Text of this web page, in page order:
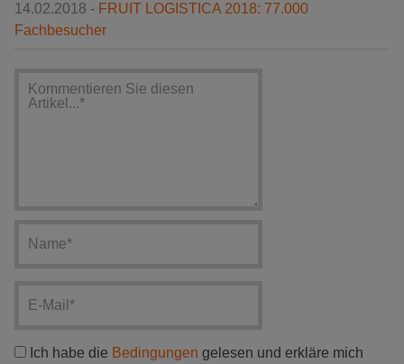
14.02.2018 - FRUIT LOGISTICA 2018: 77.000
Fachbesucher
Ich habe die Bedingungen gelesen und erkläre mich